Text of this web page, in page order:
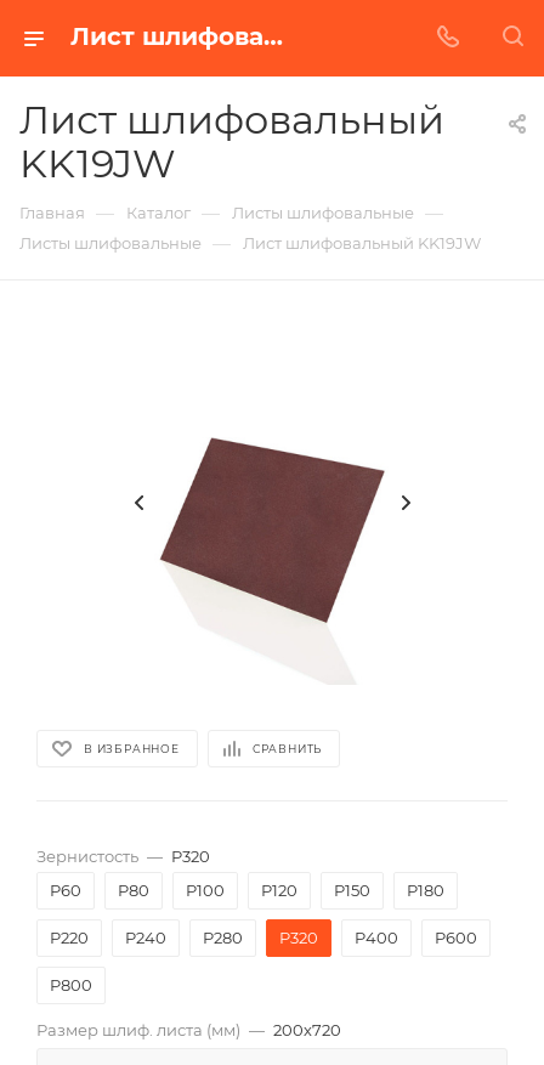
Лист шлифовальный KK19JW в Белгороде | Купить по недорогой цене от Абразивного Завода
Лист шлифовальный
KK19JW
Главная — Каталог — Листы шлифовальные —
Листы шлифовальные — Лист шлифовальный KK19JW
В ИЗБРАННОЕ СРАВНИТЬ
Зернистость — P320
P60
P80 P100 P120 P150 P180
P220 P240 P280 P320 P400 P600
P800
Размер шлиф. листа (мм) — 200х720